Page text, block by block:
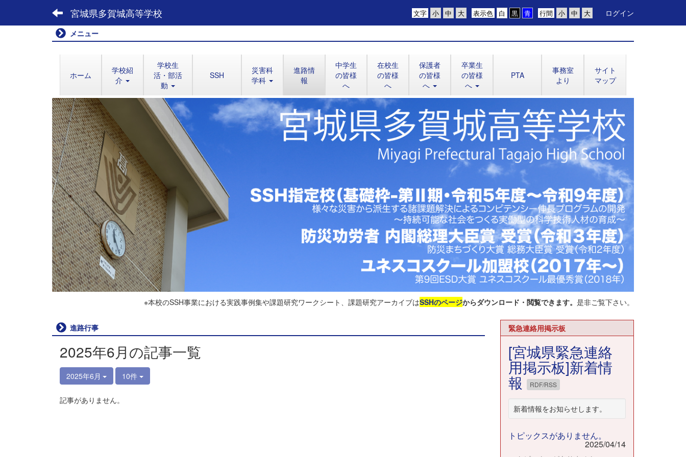
宮城県多賀城高等学校 行間
表示色
文字
ログイン
メニュー
ホーム
学校紹
介
学校生
活・部活
動
SSH
災害科
学科
進路情
報
中学生
の皆様
へ
在校生
の皆様
へ
保護者
の皆様
へ
卒業生
の皆様
へ
PTA
事務室
より
サイト
マップ
※本校のSSH事業における実践事例集や課題研究ワークシート、課題研究アーカイブはSSHのページからダウンロード・閲覧できます。 是非ご覧下さい。
進路行事
2025年6月の記事一覧
2025年6月 10件
記事がありません。
緊急連絡用掲示板
[宮城県緊急連絡
用掲示板]新着情
報 RDF/RSS
新着情報をお知らせします。
トピックスがありません。
2025/04/14